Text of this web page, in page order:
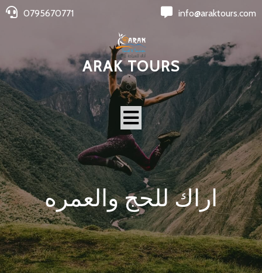
0795670771 info@araktours.com
ARAK TOURS
اراك للحج والعمره